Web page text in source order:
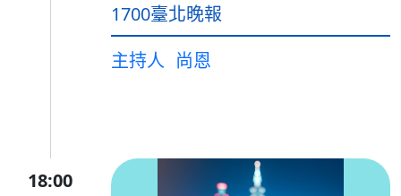
1700臺北晚報
主持人 尚恩
18:00